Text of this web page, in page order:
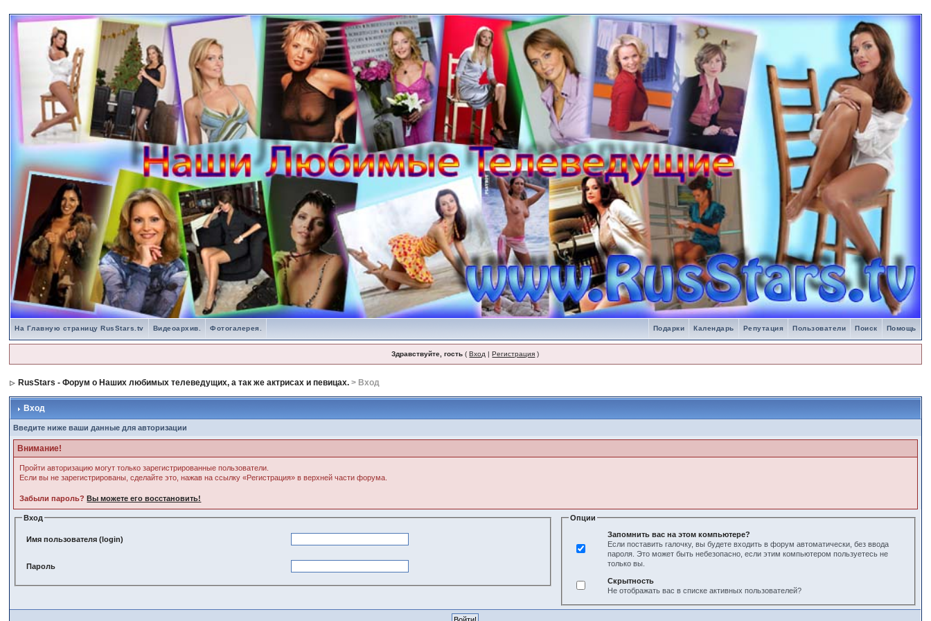
На Главную страницу RusStars.tv Помощь
Поиск
Пользователи
Репутация
Календарь
Подарки
Видеоархив. Фотогалерея.
Здравствуйте, гость (Вход |Регистрация )
RusStars - Форум о Наших любимых телеведущих, а так же актрисах и певицах. > Вход
Вход
Введите ниже ваши данные для авторизации
Внимание!
Пройти авторизацию могут только зарегистрированные пользователи.
Если вы не зарегистрированы, сделайте это, нажав на ссылку «Регистрация» в верхней части форума.
Забыли пароль? Вы можете его восстановить!
Вход
Имя пользователя (login)
Пароль
Опции
Запомнить вас на этом компьютере?
Если поставить галочку, вы будете входить в форум автоматически, без ввода
пароля. Это может быть небезопасно, если этим компьютером пользуетесь не
только вы.
Скрытность
Не отображать вас в списке активных пользователей?